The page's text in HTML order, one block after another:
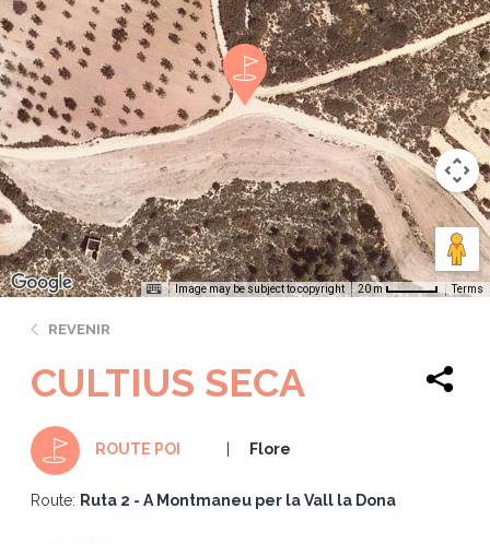
Image may be subject to copyright 20 m Terms
REVENIR
CULTIUS SECA
ROUTE POI Flore
Route: Ruta 2 - A Montmaneu per la Vall la Dona